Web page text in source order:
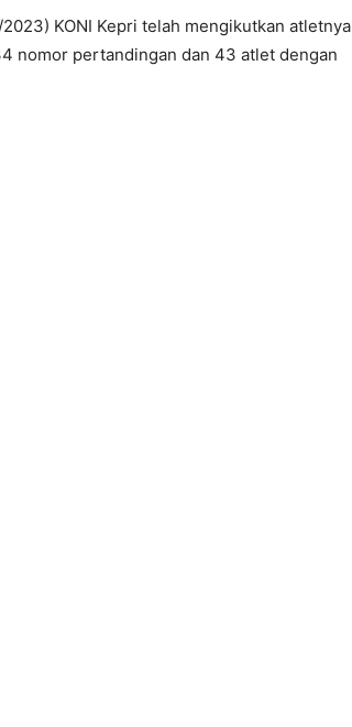
KONI Kepri telah mengikutkan atletnya
nomor pertandingan dan 43 atlet dengan